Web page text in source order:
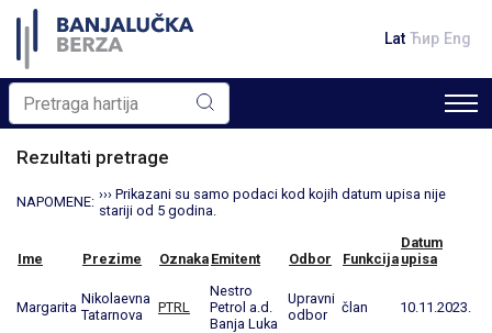
Lat Ћир Eng
Rezultati pretrage
NAPOMENE: ››› Prikazani su samo podaci kod kojih datum upisa nije
stariji od 5 godina.
Ime Prezime Oznaka Emitent Odbor Funkcija
Datum
upisa
Margarita
Nikolaevna
Tatarnova
PTRL
Nestro
Petrol a.d.
Banja Luka
Upravni
odbor
član 10.11.2023.